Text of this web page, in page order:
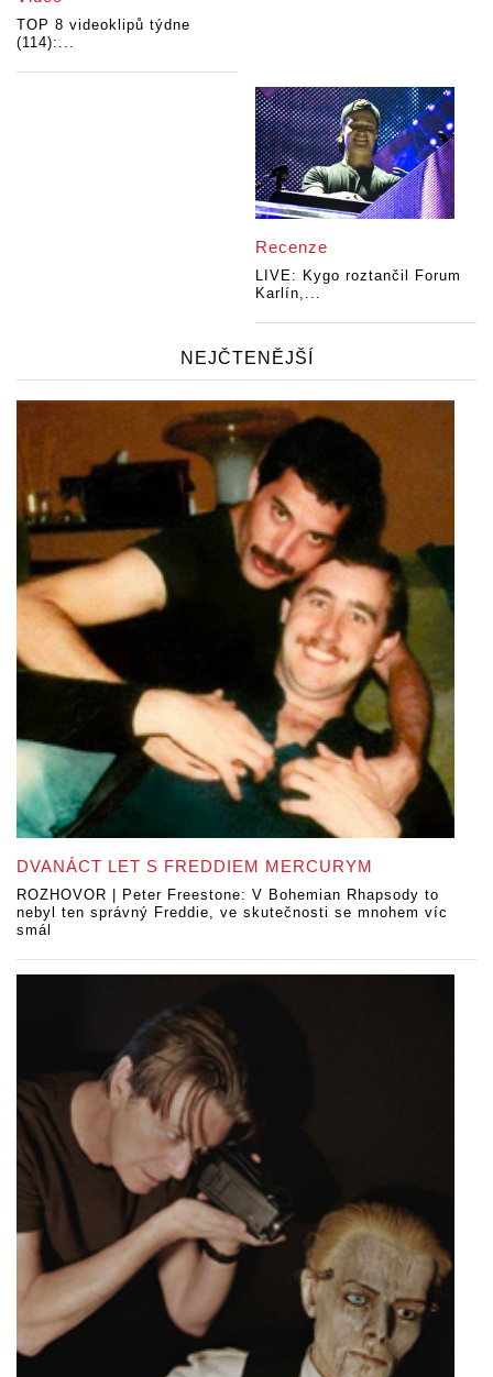
TOP 8 videoklipů týdne
(114):...
Recenze
LIVE: Kygo roztančil Forum
Karlín,...
NEJČTENĚJŠÍ
DVANÁCT LET S FREDDIEM MERCURYM
ROZHOVOR | Peter Freestone: V Bohemian Rhapsody to
nebyl ten správný Freddie, ve skutečnosti se mnohem víc
smál